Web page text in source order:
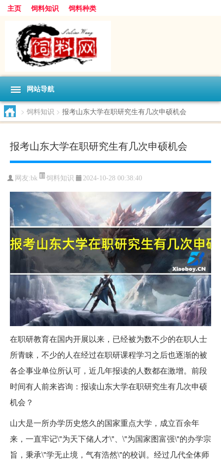
主页 饲料知识 饲料种类
网站导航
> 饲料知识 > 报考山东大学在职研究生有几次申硕机会
报考山东大学在职研究生有几次申硕机会
网友:bk 饲料知识 2024-10-28 00:38:40
在职研教育在国内开展以来，已经被为数不少的在职人士
所青睐，不少的人在经过在职研课程学习之后也逐渐的被
各企事业单位所认可，近几年报读的人数都在激增。前段
时间有人前来咨询：报读山东大学在职研究生有几次申硕
机会？
山大是一所办学历史悠久的国家重点大学，成立百余年
来，一直牢记\"为天下储人才\"、\"为国家图富强\"的办学宗
旨，秉承\"学无止境，气有浩然\"的校训。经过几代全体师